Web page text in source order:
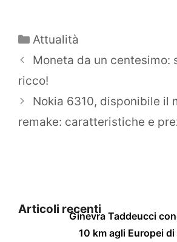
Categorie
Attualità
Moneta da un centesimo:
ricco!
Nokia 6310, disponibile il
remake: caratteristiche e
Articoli recentiGinevra Taddeucci
10 km agli Europei